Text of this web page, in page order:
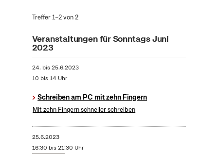
Treffer 1–2 von 2
Veranstaltungen für Sonntags Juni
2023
24. bis25.6.2023
10 bis 14 Uhr
Schreiben am PC mit zehn Fingern
Mit zehn Fingern schneller schreiben
25.6.2023
16:30 bis 21:30 Uhr